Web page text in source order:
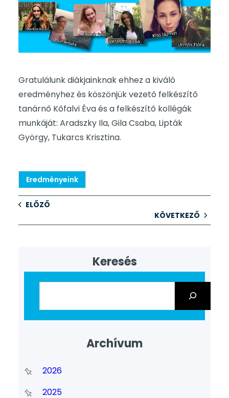
Gratulálunk diákjainknak ehhez a kiváló
eredményhez és köszönjük vezető felkészítő
tanárnő Kőfalvi Éva és a felkészítő kollégák
munkáját: Aradszky Ila, Gila Csaba, Lipták
György, Tukarcs Krisztina.
Eredményeink
ELŐZŐ
KÖVETKEZŐ
Keresés
Archívum
2026
2025